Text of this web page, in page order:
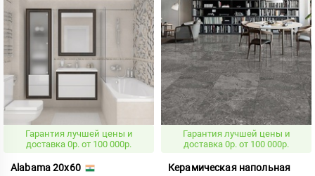
Гарантия лучшей цены и
доставка 0р. от 100 000р.
Alabama 20x60
Гарантия лучшей цены и
доставка 0р. от 100 000р.
Керамическая напольная